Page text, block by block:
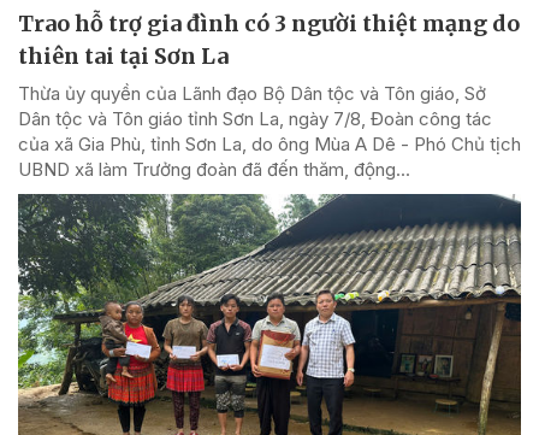
Trao hỗ trợ gia đình có 3 người thiệt mạng do
thiên tai tại Sơn La
Thừa ủy quyền của Lãnh đạo Bộ Dân tộc và Tôn giáo, Sở
Dân tộc và Tôn giáo tỉnh Sơn La, ngày 7/8, Đoàn công tác
của xã Gia Phù, tỉnh Sơn La, do ông Mùa A Dê - Phó Chủ tịch
UBND xã làm Trưởng đoàn đã đến thăm, động...